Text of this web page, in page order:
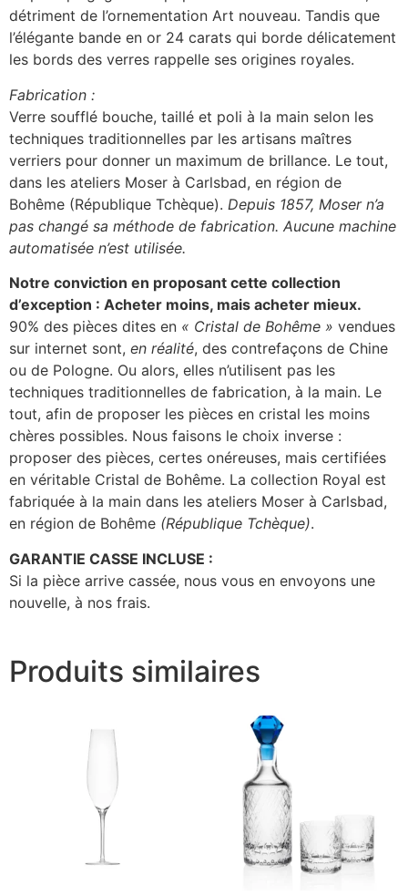
détriment de l’ornementation Art nouveau. Tandis que
l’élégante bande en or 24 carats qui borde délicatement
les bords des verres rappelle ses origines royales.
Fabrication :
Verre soufflé bouche, taillé et poli à la main selon les
techniques traditionnelles par les artisans maîtres
verriers pour donner un maximum de brillance. Le tout,
dans les ateliers Moser à Carlsbad, en région de
Bohême (République Tchèque). Depuis 1857, Moser n’a
pas changé sa méthode de fabrication. Aucune machine
automatisée n’est utilisée.
Notre conviction en proposant cette collection
d’exception : Acheter moins, mais acheter mieux.
90% des pièces dites en « Cristal de Bohême » vendues
sur internet sont, en réalité, des contrefaçons de Chine
ou de Pologne. Ou alors, elles n’utilisent pas les
techniques traditionnelles de fabrication, à la main. Le
tout, afin de proposer les pièces en cristal les moins
chères possibles. Nous faisons le choix inverse :
proposer des pièces, certes onéreuses, mais certifiées
en véritable Cristal de Bohême. La collection Royal est
fabriquée à la main dans les ateliers Moser à Carlsbad,
en région de Bohême (République Tchèque).
GARANTIE CASSE INCLUSE :
Si la pièce arrive cassée, nous vous en envoyons une
nouvelle, à nos frais.
Produits similaires